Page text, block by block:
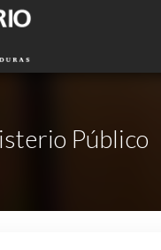
Público